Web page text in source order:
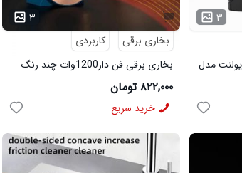
۳
مدل
۳
بخاری برقی
کاربردی
بخاری برقی فن دار1200وات چند رنگ
۸۲۲,۰۰۰ تومان
خرید سریع